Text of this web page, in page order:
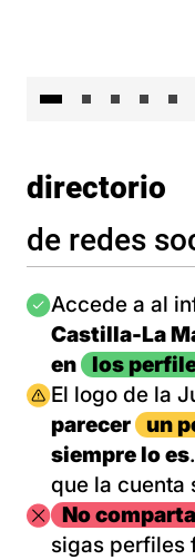
directorio
de redes
Imagen
Accede a al
Castilla-La
en
los
Imagen
El logo de la
parecer
un
siempre lo es
que la cuenta
Imagen
No
sigas perfiles